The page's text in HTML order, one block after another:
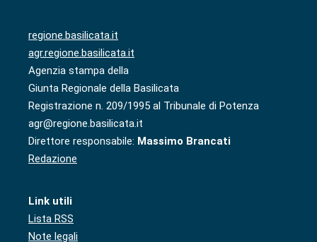
regione.basilicata.it
agr.regione.basilicata.it
Agenzia stampa della
Giunta Regionale della Basilicata
Registrazione n. 209/1995 al Tribunale di Potenza
agr@regione.basilicata.it
Direttore responsabile: Massimo Brancati
Redazione
Link utili
Lista RSS
Note legali